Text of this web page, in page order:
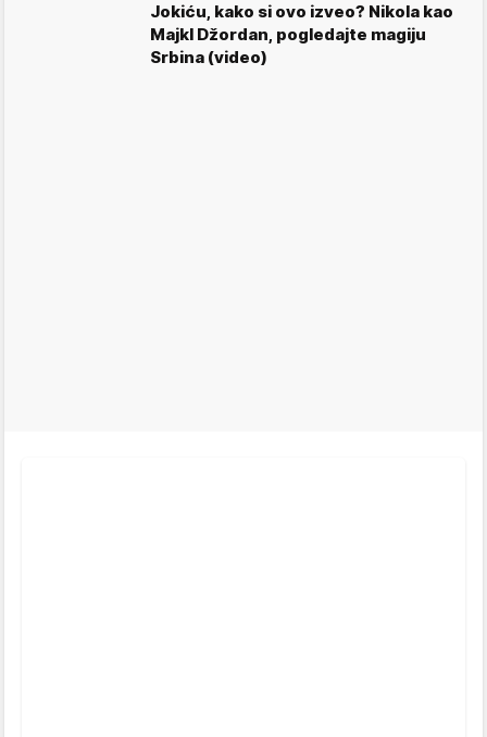
Jokiću, kako si ovo izveo? Nikola kao
Majkl Džordan, pogledajte magiju
Srbina (video)